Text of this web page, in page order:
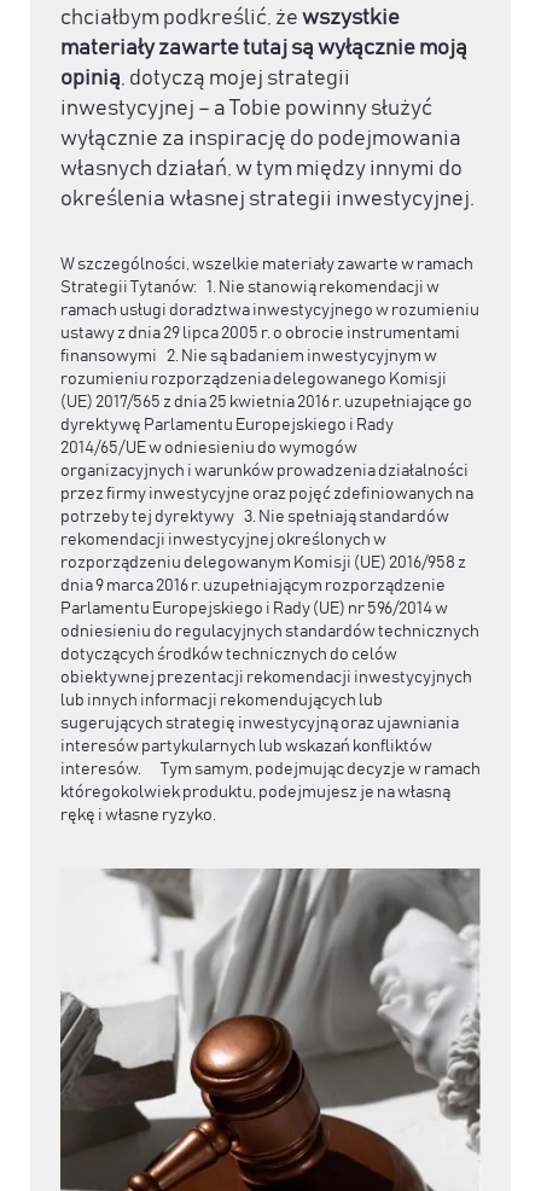
chciałbym podkreślić, że wszystkie
materiały zawarte tutaj są wyłącznie moją
opinią, dotyczą mojej strategii
inwestycyjnej – a Tobie powinny służyć
wyłącznie za inspirację do podejmowania
własnych działań, w tym między innymi do
określenia własnej strategii inwestycyjnej.
W szczególności, wszelkie materiały zawarte w ramach
Strategii Tytanów: 1. Nie stanowią rekomendacji w
ramach usługi doradztwa inwestycyjnego w rozumieniu
ustawy z dnia 29 lipca 2005 r. o obrocie instrumentami
finansowymi 2. Nie są badaniem inwestycyjnym w
rozumieniu rozporządzenia delegowanego Komisji
(UE) 2017/565 z dnia 25 kwietnia 2016 r. uzupełniające go
dyrektywę Parlamentu Europejskiego i Rady
2014/65/UE w odniesieniu do wymogów
organizacyjnych i warunków prowadzenia działalności
przez firmy inwestycyjne oraz pojęć zdefiniowanych na
potrzeby tej dyrektywy 3. Nie spełniają standardów
rekomendacji inwestycyjnej określonych w
rozporządzeniu delegowanym Komisji (UE) 2016/958 z
dnia 9 marca 2016 r. uzupełniającym rozporządzenie
Parlamentu Europejskiego i Rady (UE) nr 596/2014 w
odniesieniu do regulacyjnych standardów technicznych
dotyczących środków technicznych do celów
obiektywnej prezentacji rekomendacji inwestycyjnych
lub innych informacji rekomendujących lub
sugerujących strategię inwestycyjną oraz ujawniania
interesów partykularnych lub wskazań konfliktów
interesów. Tym samym, podejmując decyzje w ramach
któregokolwiek produktu, podejmujesz je na własną
rękę i własne ryzyko.